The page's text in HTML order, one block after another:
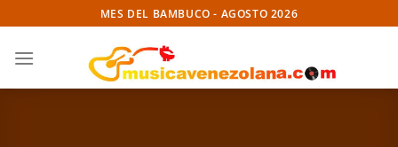
to
content
MES DEL BAMBUCO - AGOSTO 2026